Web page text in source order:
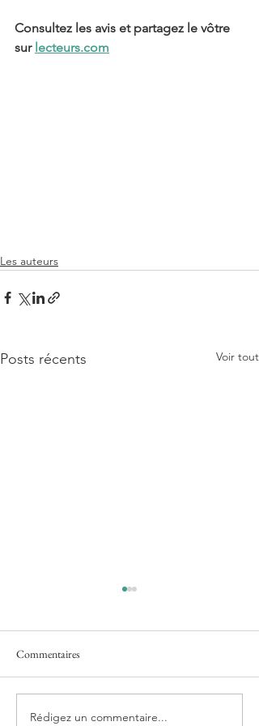
Consultez les avis et partagez le vôtre
sur lecteurs.com
Les auteurs
Posts récents Voir tout
Jules Fournier - Mal Lunée -
Commentaires
Rédigez un commentaire...